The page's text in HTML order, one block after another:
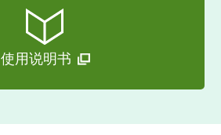
使用说明书